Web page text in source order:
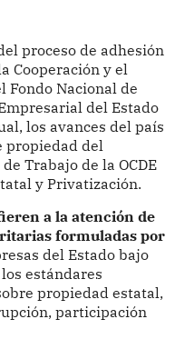
proceso de adhesión
Cooperación y el
Fondo Nacional de
del Estado
los avances del país
propiedad del
Trabajo de la OCDE
y Privatización.
a la atención de
formuladas por
del Estado bajo
estándares
propiedad estatal,
participación